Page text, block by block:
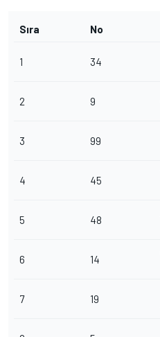
Sıra No
1 34
2 9
3 99
4 45
5 48
6 14
7 19